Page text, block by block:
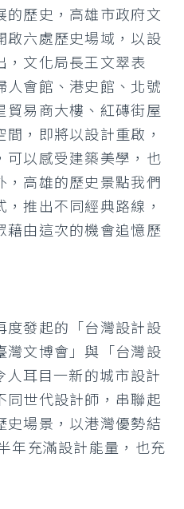
的歷史，高雄市政府文
啟六處歷史場域，以設
，文化局長王文翠表
人會館、港史館、北號
貿易商大樓、紅磚街屋
，即將以設計重啟，
可以感受建築美學，也
，高雄的歷史景點我們
推出不同經典路線，
藉由這次的機會追憶歷
度發起的「台灣設計設
灣文博會」與「台灣設
人耳目一新的城市設計
同世代設計師，串聯起
史場景，以港灣優勢結
年充滿設計能量，也充